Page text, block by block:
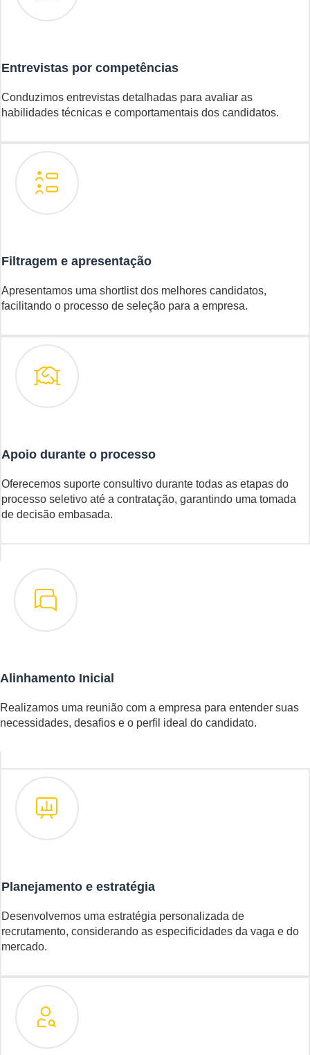
Entrevistas por competências
Conduzimos entrevistas detalhadas para avaliar as
habilidades técnicas e comportamentais dos candidatos.
Filtragem e apresentação
Apresentamos uma shortlist dos melhores candidatos,
facilitando o processo de seleção para a empresa.
Apoio durante o processo
Oferecemos suporte consultivo durante todas as etapas do
processo seletivo até a contratação, garantindo uma tomada
de decisão embasada.
Alinhamento Inicial
Realizamos uma reunião com a empresa para entender suas
necessidades, desafios e o perfil ideal do candidato.
Planejamento e estratégia
Desenvolvemos uma estratégia personalizada de
recrutamento, considerando as especificidades da vaga e do
mercado.